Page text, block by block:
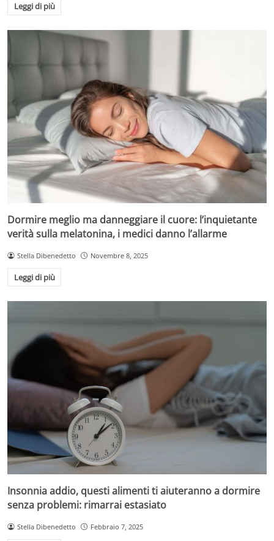
Leggi di più
Dormire meglio ma danneggiare il cuore: l’inquietante
verità sulla melatonina, i medici danno l’allarme
Stella Dibenedetto Novembre 8, 2025
Leggi di più
Insonnia addio, questi alimenti ti aiuteranno a dormire
senza problemi: rimarrai estasiato
Stella Dibenedetto Febbraio 7, 2025